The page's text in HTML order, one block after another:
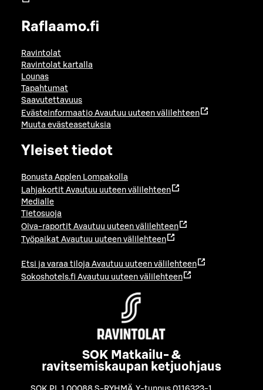
Raflaamo.fi
Ravintolat
Ravintolat kartalla
Lounas
Tapahtumat
Saavutettavuus
Evästeinformaatio Avautuu uuteen välilehteen
Muuta evästeasetuksia
Yleiset tiedot
Bonusta Applen Lompakolla
Lahjakortit Avautuu uuteen välilehteen
Medialle
Tietosuoja
Oiva-raportit Avautuu uuteen välilehteen
Työpaikat Avautuu uuteen välilehteen
Etsi ja varaa tiloja Avautuu uuteen välilehteen
Sokoshotels.fi Avautuu uuteen välilehteen
SOK Matkailu- &
ravitsemiskaupan ketjuohjaus